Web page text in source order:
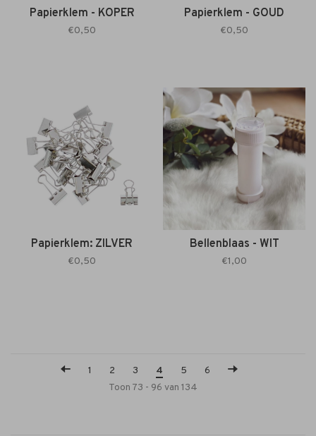
Papierklem - KOPER
€0,50
Papierklem - GOUD
€0,50
Papierklem: ZILVER
€0,50
Bellenblaas - WIT
€1,00
1 2 3 4 5
6
Toon 73 - 96 van 134